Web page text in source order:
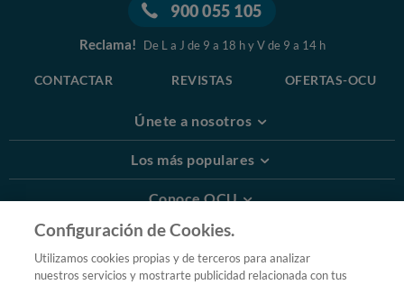
900 055 105
Reclama! De L a J de 9 a 18 h y V de 9 a 14 h
CONTACTAR REVISTAS OFERTAS-OCU
Únete a nosotros
Los más populares
Conoce OCU
Más Información
© 2026 OCU
Configuración de Cookies.
Utilizamos cookies propias y de terceros para analizar
nuestros servicios y mostrarte publicidad relacionada con tus